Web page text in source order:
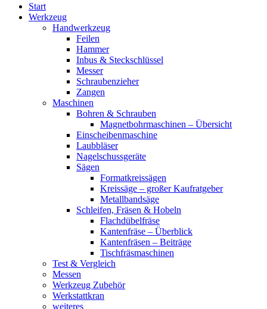
Start
Werkzeug
Handwerkzeug
Feilen
Hammer
Inbus & Steckschlüssel
Messer
Schraubenzieher
Zangen
Maschinen
Bohren & Schrauben
Magnetbohrmaschinen – Übersicht
Einscheibenmaschine
Laubbläser
Nagelschussgeräte
Sägen
Formatkreissägen
Kreissäge – großer Kaufratgeber
Metallbandsäge
Schleifen, Fräsen & Hobeln
Flachdübelfräse
Kantenfräse – Überblick
Kantenfräsen – Beiträge
Tischfräsmaschinen
Test & Vergleich
Messen
Werkzeug Zubehör
Werkstattkran
weiteres